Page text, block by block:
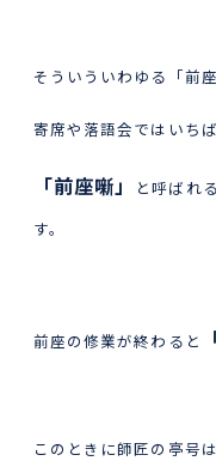
そういういわゆる「前
寄席や落語会ではいち
「前座噺」
と呼ばれ
す。
前座の修業が終わると
このときに師匠の亭号は